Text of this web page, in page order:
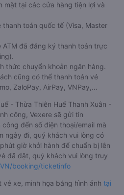
mặt tại các cửa hàng tiện lợi và
thanh toán quốc tế (Visa, Master
ATM đã đăng ký thanh toán trực
thức chuyển khoản ngân hàng.
cũng có thể thanh toán vé
ZaloPay, AirPay, VNPay,…
- Thừa Thiên Huế Thanh Xuân -
công, Vexere sẽ gửi tin
đến số điện thoại/email mà
ngày đi, quý khách vui lòng có
giờ khởi hành để chuẩn bị lên
đã đặt, quý khách vui lòng truy
booking/ticketinfo
xe, minh họa bằng hình ảnh tại